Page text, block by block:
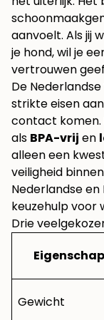
aanvoelt. Als jij
je hond, wil je
vertrouwen
De
strikte eisen
contact komen.
als BPA-vrij en
alleen een
veiligheid
Nederlandse
keuzehulp voor
Drie
Eigenschap
Gewicht